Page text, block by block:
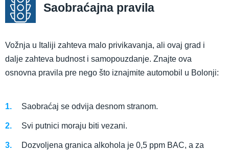
Saobraćajna pravila
Vožnja u Italiji zahteva malo privikavanja, ali ovaj grad i
dalje zahteva budnost i samopouzdanje. Znajte ova
osnovna pravila pre nego što iznajmite automobil u Bolonji:
Saobraćaj se odvija desnom stranom.
Svi putnici moraju biti vezani.
Dozvoljena granica alkohola je 0,5 ppm BAC, a za